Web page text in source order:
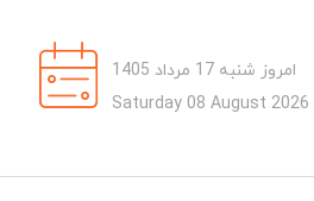
امروز شنبه 17 مرداد 1405
Saturday 08 August 2026